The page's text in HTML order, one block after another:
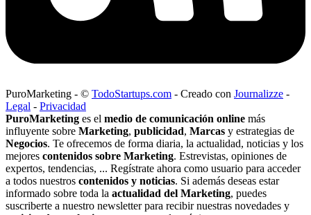
PuroMarketing - © TodoStartups.com - Creado con Journalizze -
Legal - Privacidad
PuroMarketing es el medio de comunicación online más
influyente sobre Marketing, publicidad, Marcas y estrategias de
Negocios. Te ofrecemos de forma diaria, la actualidad, noticias y los
mejores contenidos sobre Marketing. Estrevistas, opiniones de
expertos, tendencias, ... Regístrate ahora como usuario para acceder
a todos nuestros contenidos y noticias. Si además deseas estar
informado sobre toda la actualidad del Marketing, puedes
suscriberte a nuestro newsletter para recibir nuestras novedades y